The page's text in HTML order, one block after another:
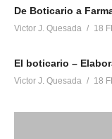
De Boticario a
Victor J. Quesada 18
El boticario –
Victor J. Quesada 18